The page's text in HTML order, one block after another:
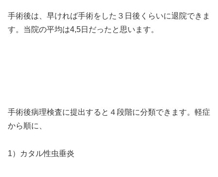
手術後は、早ければ手術をした３日後くらいに退院できま
す。当院の平均は4,5日だったと思います。
手術後病理検査に提出すると４段階に分類できます。軽症
から順に、
1）カタル性虫垂炎